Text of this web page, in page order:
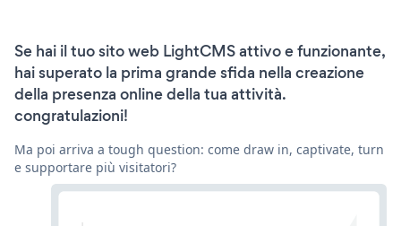
Se hai il tuo sito web LightCMS attivo e funzionante,
hai superato la prima grande sfida nella creazione
della presenza online della tua attività.
congratulazioni!
Ma poi arriva a tough question: come draw in, captivate, turn
e supportare più visitatori?